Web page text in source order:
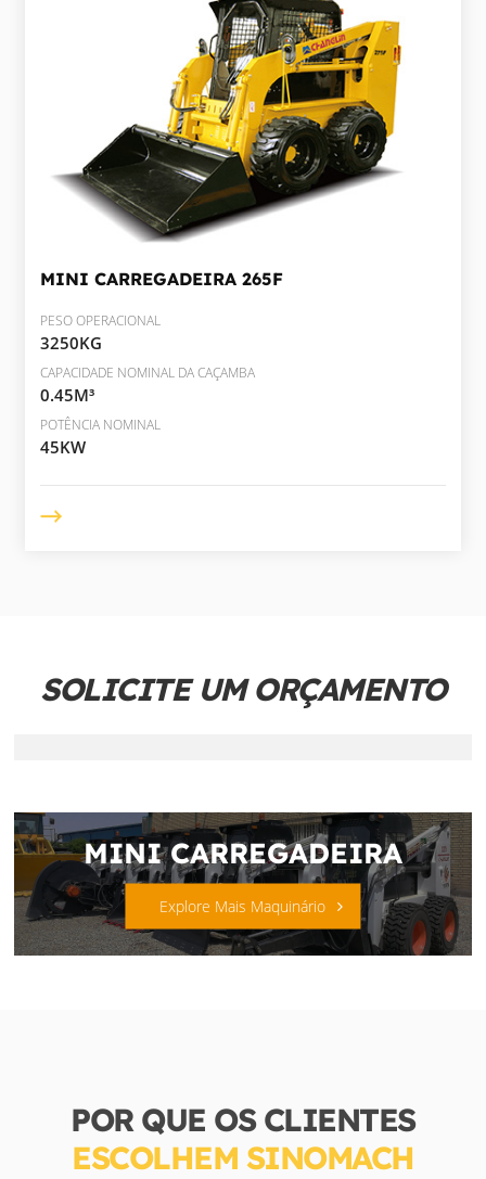
MINI CARREGADEIRA265F
PESO OPERACIONAL
3250KG
CAPACIDADE NOMINAL DA CAÇAMBA
0.45M³
POTÊNCIA NOMINAL
45KW
SOLICITE UM ORÇAMENTO
MINI CARREGADEIRA
Explore Mais Maquinário
POR QUE OS CLIENTES
ESCOLHEM SINOMACH